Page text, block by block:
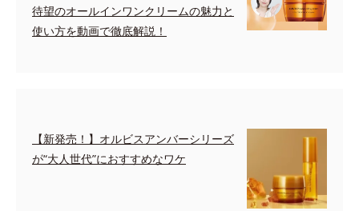
待望のオールインワンクリームの魅力と
使い方を動画で徹底解説！
【新発売！】オルビスアンバーシリーズ
が“大人世代”におすすめなワケ